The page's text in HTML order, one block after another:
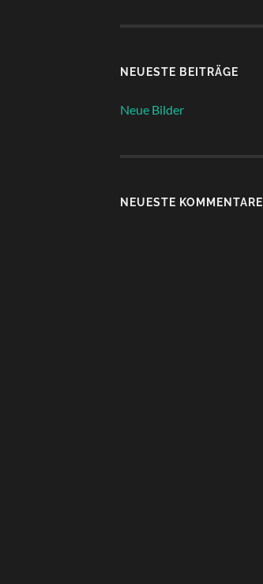
NEUESTE BEITRÄGE
Neue Bilder
NEUESTE KOMMENTARE